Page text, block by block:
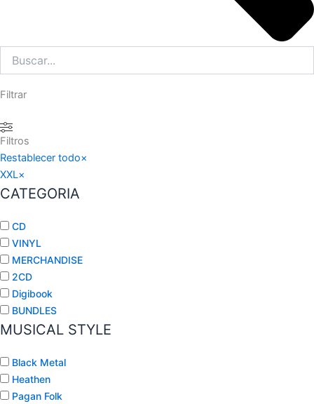
Filtrar
Filtros
Restablecer todo×
XXL×
CATEGORIA
CD
VINYL
MERCHANDISE
2CD
Digibook
BUNDLES
MUSICAL STYLE
Black Metal
Heathen
Pagan Folk